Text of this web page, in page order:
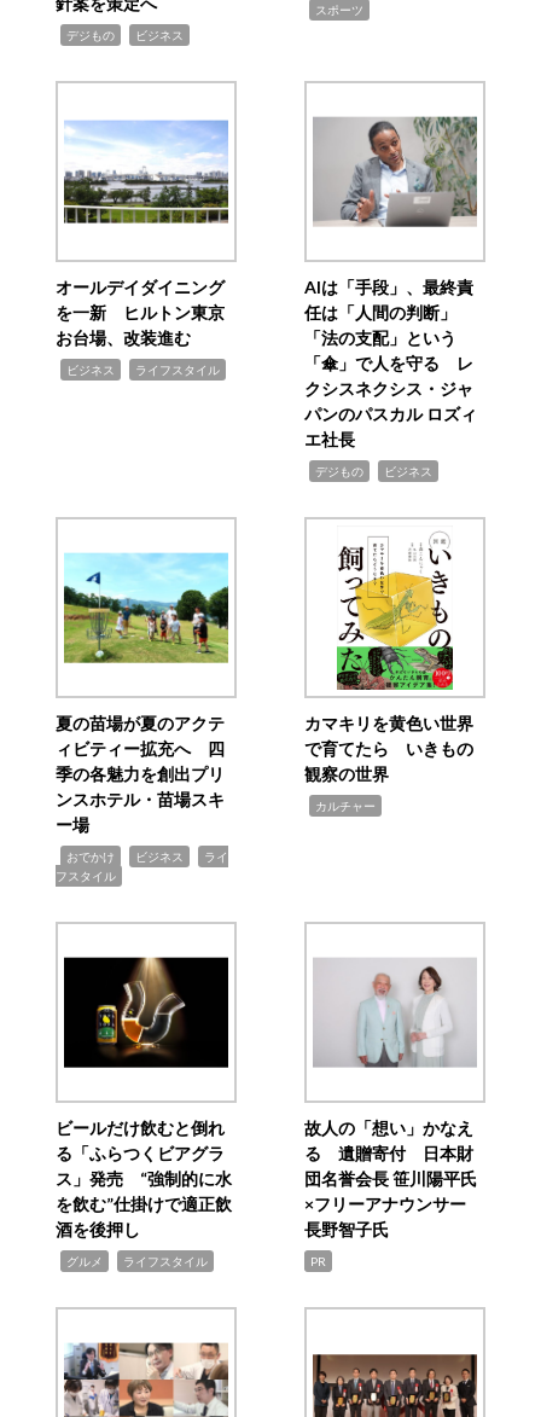
デジもの ビジネス
スポーツ
オールデイダイニング
を一新 ヒルトン東京
お台場、改装進む
ビジネス ライフスタイル
AIは「手段」、最終責
任は「人間の判断」
「法の支配」という
「傘」で人を守る レ
クシスネクシス・ジャ
パンのパスカル ロズィ
エ社長
デジもの ビジネス
夏の苗場が夏のアクテ
ィビティー拡充へ 四
季の各魅力を創出プリ
ンスホテル・苗場スキ
ー場
おでかけ ビジネス
ライ
フスタイル
カマキリを黄色い世界
で育てたら いきもの
観察の世界
カルチャー
ビールだけ飲むと倒れ
る「ふらつくビアグラ
ス」発売 “強制的に水
を飲む”仕掛けで適正飲
酒を後押し
グルメ ライフスタイル
故人の「想い」かなえ
る 遺贈寄付 日本財
団名誉会長 笹川陽平氏
×フリーアナウンサー
長野智子氏
PR